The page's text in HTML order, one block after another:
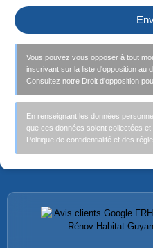
Vous pouvez vous opposer à tout
inscrivant sur la liste d'opposition au
Consultez notre Droit d'opposition
En renseignant les données
que ces données soient collectées
Politique de confidentialité et des